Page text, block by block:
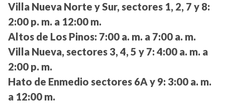
Villa Nueva Norte y Sur, sectores 1, 2, 7 y 8:
2:00 p. m. a 12:00 m.
Altos de Los Pinos: 7:00 a. m. a 7:00 a. m.
Villa Nueva, sectores 3, 4, 5 y 7: 4:00 a. m. a
2:00 p. m.
Hato de Enmedio sectores 6A y 9: 3:00 a. m.
a 12:00 m.